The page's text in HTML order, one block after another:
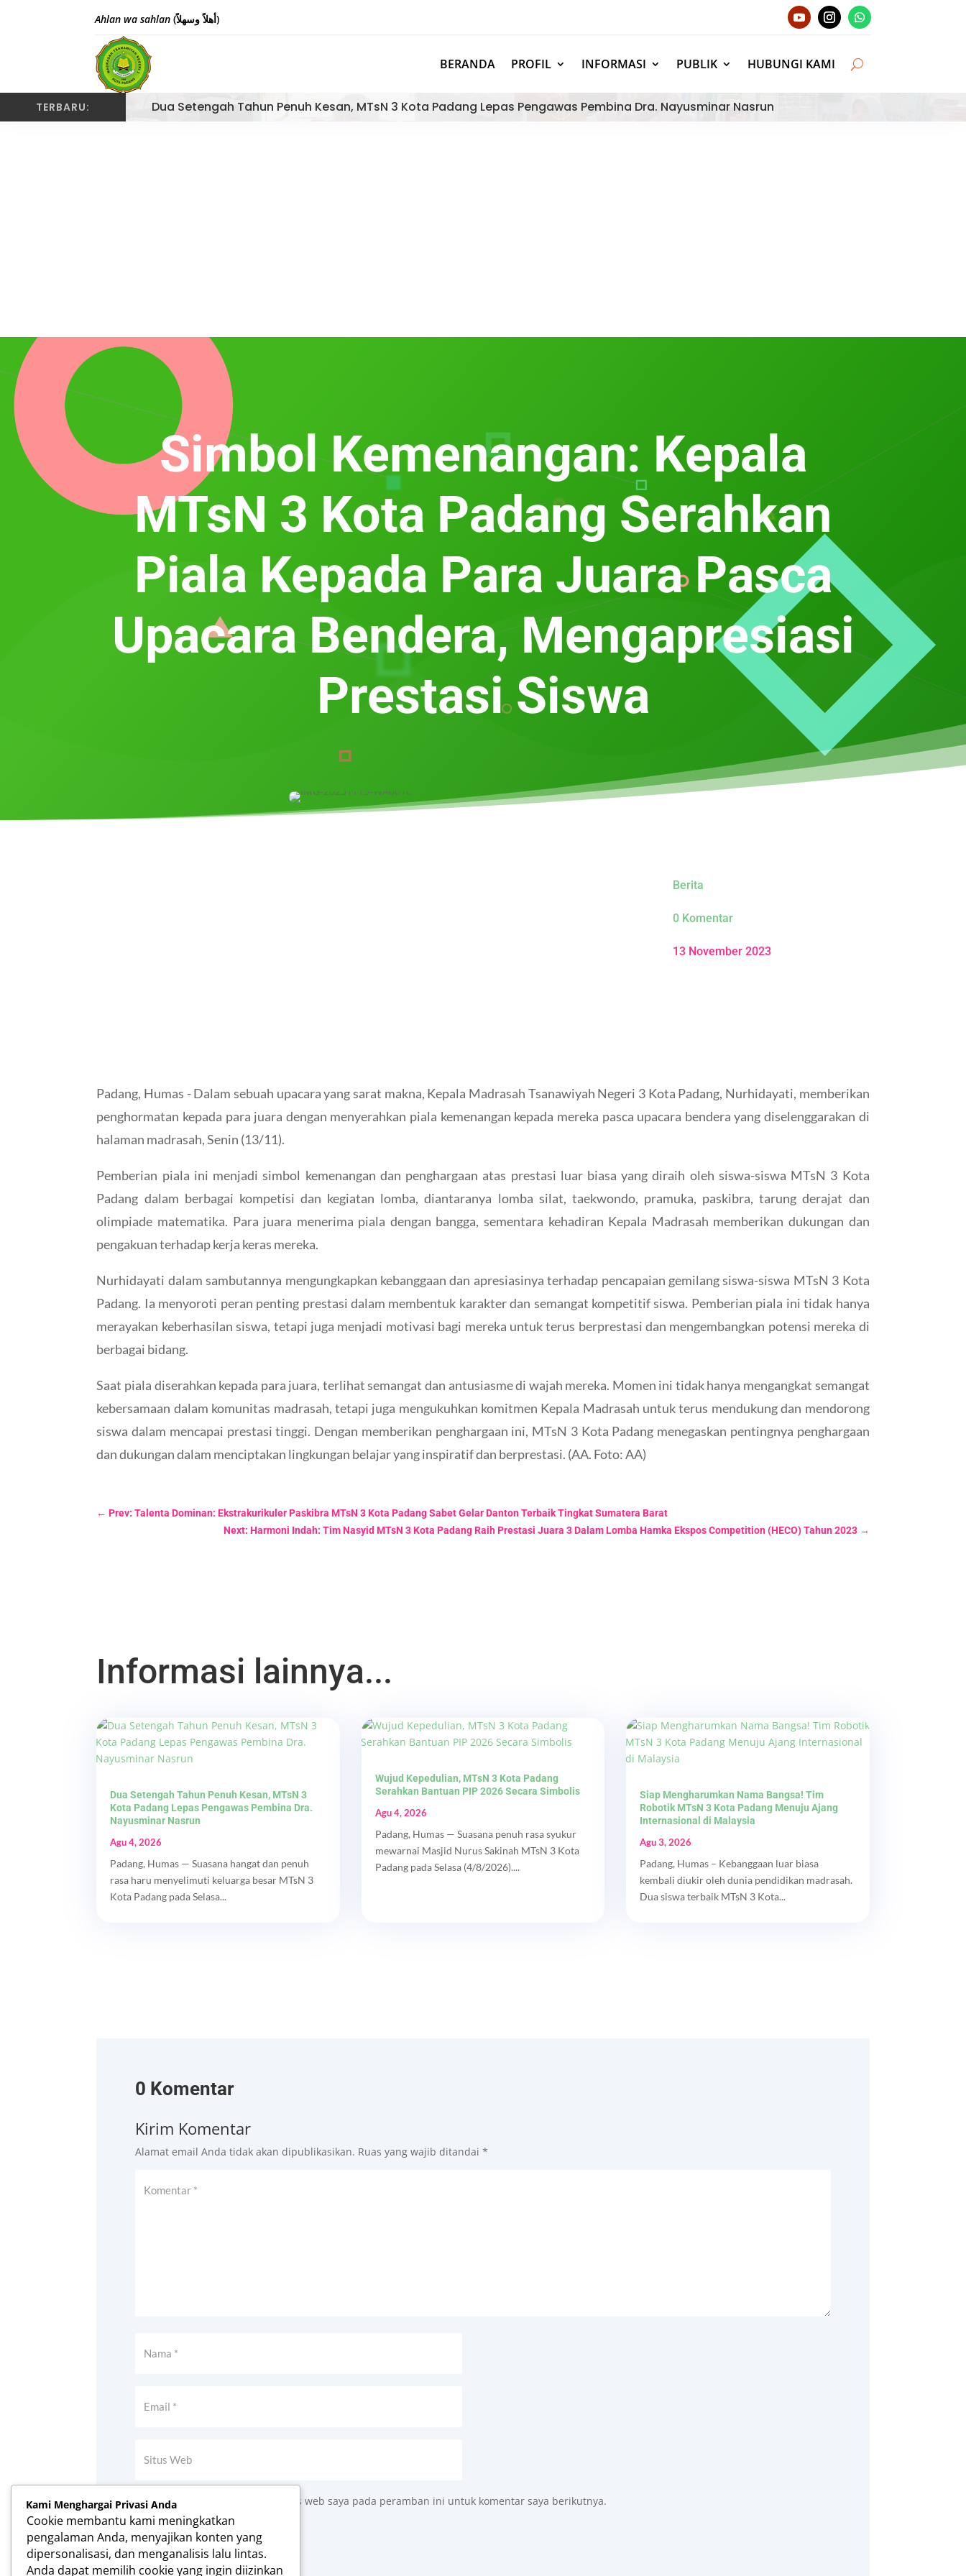
Ahlan wa sahlan (أهلاً وسهلاً)
BERANDA PROFIL INFORMASI PUBLIK HUBUNGI KAMI
TERBARU: Dua Setengah Tahun Penuh Kesan, MTsN 3 Kota Padang Lepas Pengawas Pembina Dra. Nayusminar Nasrun
Simbol Kemenangan: Kepala
MTsN 3 Kota Padang Serahkan
Piala Kepada Para Juara Pasca
Upacara Bendera, Mengapresiasi
Prestasi Siswa
Berita
0 Komentar
13 November 2023
Padang, Humas - Dalam sebuah upacara yang sarat makna, Kepala Madrasah Tsanawiyah Negeri 3 Kota Padang, Nurhidayati, memberikan
penghormatan kepada para juara dengan menyerahkan piala kemenangan kepada mereka pasca upacara bendera yang diselenggarakan di
halaman madrasah, Senin (13/11).
Pemberian piala ini menjadi simbol kemenangan dan penghargaan atas prestasi luar biasa yang diraih oleh siswa-siswa MTsN 3 Kota
Padang dalam berbagai kompetisi dan kegiatan lomba, diantaranya lomba silat, taekwondo, pramuka, paskibra, tarung derajat dan
olimpiade matematika. Para juara menerima piala dengan bangga, sementara kehadiran Kepala Madrasah memberikan dukungan dan
pengakuan terhadap kerja keras mereka.
Nurhidayati dalam sambutannya mengungkapkan kebanggaan dan apresiasinya terhadap pencapaian gemilang siswa-siswa MTsN 3 Kota
Padang. Ia menyoroti peran penting prestasi dalam membentuk karakter dan semangat kompetitif siswa. Pemberian piala ini tidak hanya
merayakan keberhasilan siswa, tetapi juga menjadi motivasi bagi mereka untuk terus berprestasi dan mengembangkan potensi mereka di
berbagai bidang.
Saat piala diserahkan kepada para juara, terlihat semangat dan antusiasme di wajah mereka. Momen ini tidak hanya mengangkat semangat
kebersamaan dalam komunitas madrasah, tetapi juga mengukuhkan komitmen Kepala Madrasah untuk terus mendukung dan mendorong
siswa dalam mencapai prestasi tinggi. Dengan memberikan penghargaan ini, MTsN 3 Kota Padang menegaskan pentingnya penghargaan
dan dukungan dalam menciptakan lingkungan belajar yang inspiratif dan berprestasi. (AA. Foto: AA)
←Prev: Talenta Dominan: Ekstrakurikuler Paskibra MTsN 3 Kota Padang Sabet Gelar Danton Terbaik Tingkat Sumatera Barat
Next: Harmoni Indah: Tim Nasyid MTsN 3 Kota Padang Raih Prestasi Juara 3 Dalam Lomba Hamka Ekspos Competition (HECO) Tahun 2023→
Informasi lainnya...
Dua Setengah Tahun Penuh Kesan, MTsN 3
Kota Padang Lepas Pengawas Pembina Dra.
Nayusminar Nasrun
Agu 4, 2026
Padang, Humas — Suasana hangat dan penuh
rasa haru menyelimuti keluarga besar MTsN 3
Kota Padang pada Selasa...
Wujud Kepedulian, MTsN 3 Kota Padang
Serahkan Bantuan PIP 2026 Secara Simbolis
Agu 4, 2026
Padang, Humas — Suasana penuh rasa syukur
mewarnai Masjid Nurus Sakinah MTsN 3 Kota
Padang pada Selasa (4/8/2026)....
Siap Mengharumkan Nama Bangsa! Tim
Robotik MTsN 3 Kota Padang Menuju Ajang
Internasional di Malaysia
Agu 3, 2026
Padang, Humas – Kebanggaan luar biasa
kembali diukir oleh dunia pendidikan madrasah.
Dua siswa terbaik MTsN 3 Kota...
0 Komentar
Kirim Komentar
Alamat email Anda tidak akan dipublikasikan. Ruas yang wajib ditandai*
Simpan nama, email, dan situs web saya pada peramban ini untuk komentar saya berikutnya.
Kirim Komentar
Kami Menghargai Privasi Anda
Cookie membantu kami meningkatkan
pengalaman Anda, menyajikan konten yang
dipersonalisasi, dan menganalisis lalu lintas.
Anda dapat memilih cookie yang ingin diizinkan